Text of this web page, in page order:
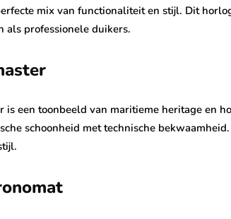
mix van functionaliteit en stijl. Dit
als professionele duikers.
is een toonbeeld van maritieme heritage en
schoonheid met technische